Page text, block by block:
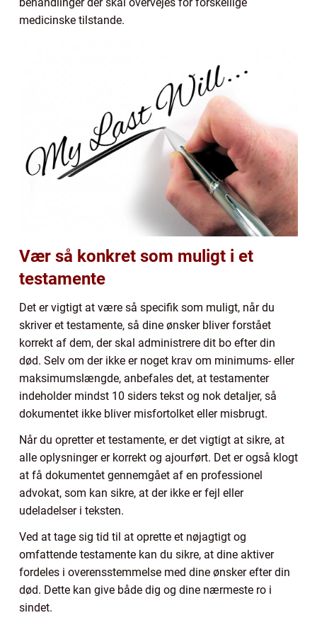
medicinske tilstande.
Vær så konkret som muligt i et
testamente
Det er vigtigt at være så specifik som muligt, når du
skriver et testamente, så dine ønsker bliver forstået
korrekt af dem, der skal administrere dit bo efter din
død. Selv om der ikke er noget krav om minimums- eller
maksimumslængde, anbefales det, at testamenter
indeholder mindst 10 siders tekst og nok detaljer, så
dokumentet ikke bliver misfortolket eller misbrugt.
Når du opretter et testamente, er det vigtigt at sikre, at
alle oplysninger er korrekt og ajourført. Det er også klogt
at få dokumentet gennemgået af en professionel
advokat, som kan sikre, at der ikke er fejl eller
udeladelser i teksten.
Ved at tage sig tid til at oprette et nøjagtigt og
omfattende testamente kan du sikre, at dine aktiver
fordeles i overensstemmelse med dine ønsker efter din
død. Dette kan give både dig og dine nærmeste ro i
sindet.